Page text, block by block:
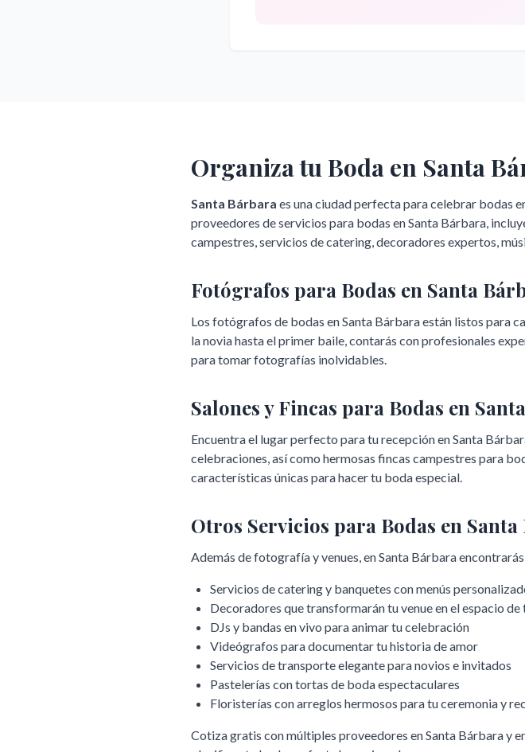
Organiza tu Boda en Santa
Santa Bárbara es una ciudad perfecta para celebrar bodas
proveedores de servicios para bodas enSanta Bárbara,
campestres, servicios de catering, decoradores expertos,
Fotógrafos para Bodas en Santa
Los fotógrafos de bodas enSanta Bárbaraestán listos para
la novia hasta el primer baile, contarás con profesionales
para tomar fotografías inolvidables.
Salones y Fincas para Bodas en
Encuentra el lugar perfecto para tu recepción enSanta
celebraciones, así como hermosas fincas campestres para
características únicas para hacer tu boda especial.
Otros Servicios para Bodas en
Además de fotografía y venues, enSanta Bárbara
Servicios de catering y banquetes con menús
Decoradores que transformarán tu venue en el espacio de
DJs y bandas en vivo para animar tu celebración
Videógrafos para documentar tu historia de amor
Servicios de transporte elegante para novios e invitados
Pastelerías con tortas de boda espectaculares
Floristerías con arreglos hermosos para tu ceremonia y
Cotiza gratis con múltiples proveedores enSanta Bárbaray